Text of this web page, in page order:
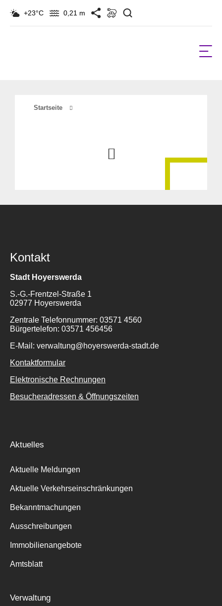
+23°C 0,21 m
Startseite
Kontakt
Stadt Hoyerswerda
S.-G.-Frentzel-Straße 1
02977 Hoyerswerda
Zentrale Telefonnummer: 03571 4560
Bürgertelefon: 03571 456456
E-Mail: verwaltung@hoyerswerda-stadt.de
Kontaktformular
Elektronische Rechnungen
Besucheradressen & Öffnungszeiten
Aktuelles
Aktuelle Meldungen
Aktuelle Verkehrseinschränkungen
Bekanntmachungen
Ausschreibungen
Immobilienangebote
Amtsblatt
Verwaltung